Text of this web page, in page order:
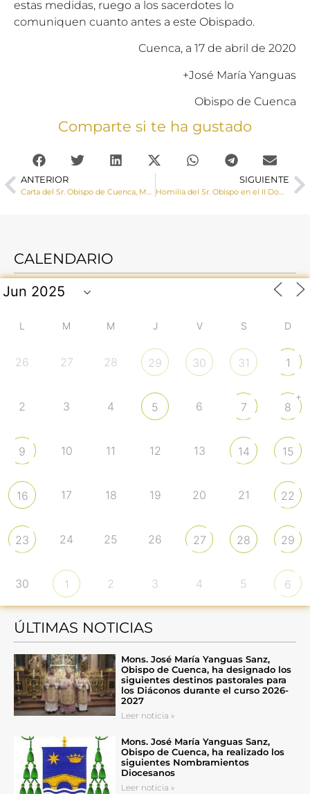
estas medidas, ruego a los sacerdotes lo
comuniquen cuanto antes a este Obispado.
Cuenca, a 17 de abril de 2020
+José María Yanguas
Obispo de Cuenca
Comparte si te ha gustado
ANTERIOR SIGUIENTE
Homilía del Sr. Obispo en el II Domingo de Pascua
CALENDARIO
L M M J V S D
26 27 28 29 30 31 1
2 3 4 5 6 7 8
+
9 10 11 12 13 14 15
16 17 18 19 20 21 22
23 24 25 26 27 28 29
30 1 2 3 4 5 6
ÚLTIMAS NOTICIAS
Mons. José María Yanguas Sanz,
Obispo de Cuenca, ha designado los
siguientes destinos pastorales para
los Diáconos durante el curso 2026-
2027
Leer noticia »
Mons. José María Yanguas Sanz,
Obispo de Cuenca, ha realizado los
siguientes Nombramientos
Diocesanos
Leer noticia »